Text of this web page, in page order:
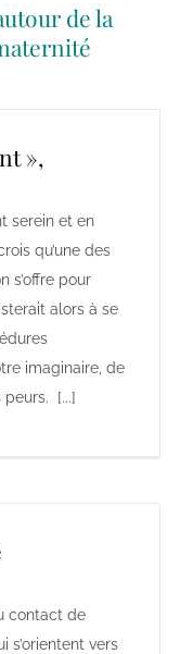
de la
»,
serein et en
qu’une des
s’offre pour
alors à se
imaginaire, de
[...]
contact de
s’orientent vers